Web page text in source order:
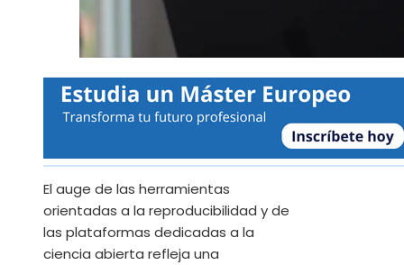
El auge de las herramientas
orientadas a la reproducibilidad y de
las plataformas dedicadas a la
ciencia abierta refleja una